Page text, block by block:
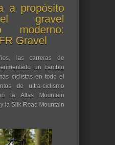
a propósito
gravel
moderno:
Gravel
las carreras de
un cambio
ciclistas en todo el
de ultra-ciclismo
la Atlas Mountain
la Silk Road Mountain